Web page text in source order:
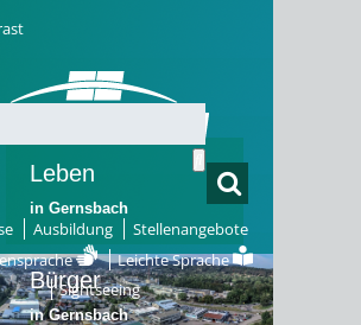
Ausbildung
Stellenangebote
Leichte Sprache
Sightseeing
Leben
in Gernsbach
Bürger
in Gernsbach